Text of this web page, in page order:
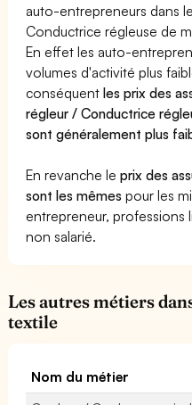
auto-entrepreneurs dans
Conductrice régleuse de
En effet les auto-
volumes d'activité plus
conséquentles prix des
régleur / Conductrice
sont généralement plus
En revanche leprix des
sont les mêmes pour les
entrepreneur, professions
non salarié.
Les autres métiers
textile
Nom du métier